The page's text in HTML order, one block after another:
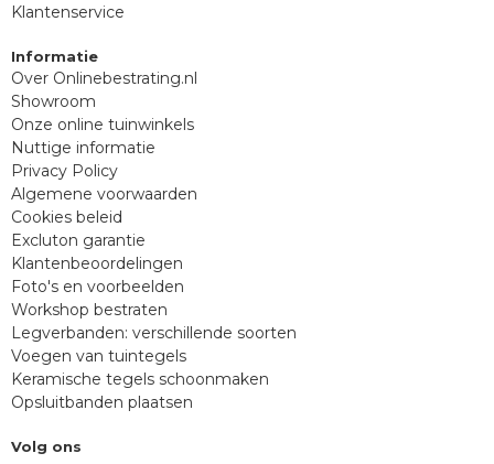
Klantenservice
Informatie
Over Onlinebestrating.nl
Showroom
Onze online tuinwinkels
Nuttige informatie
Privacy Policy
Algemene voorwaarden
Cookies beleid
Excluton garantie
Klantenbeoordelingen
Foto's en voorbeelden
Workshop bestraten
Legverbanden: verschillende soorten
Voegen van tuintegels
Keramische tegels schoonmaken
Opsluitbanden plaatsen
Volg ons